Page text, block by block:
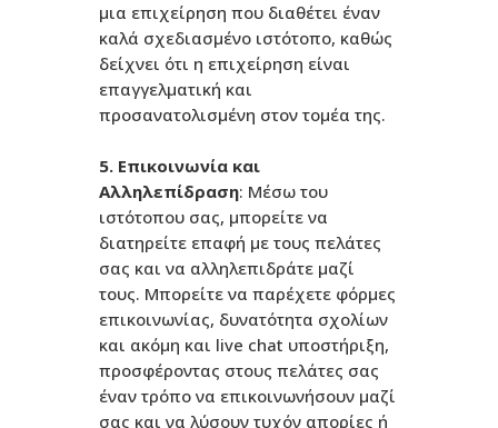
μια επιχείρηση που διαθέτει έναν
καλά σχεδιασμένο ιστότοπο, καθώς
δείχνει ότι η επιχείρηση είναι
επαγγελματική και
προσανατολισμένη στον τομέα της.
5. Επικοινωνία και
Αλληλεπίδραση: Μέσω του
ιστότοπου σας, μπορείτε να
διατηρείτε επαφή με τους πελάτες
σας και να αλληλεπιδράτε μαζί
τους. Μπορείτε να παρέχετε φόρμες
επικοινωνίας, δυνατότητα σχολίων
και ακόμη και live chat υποστήριξη,
προσφέροντας στους πελάτες σας
έναν τρόπο να επικοινωνήσουν μαζί
σας και να λύσουν τυχόν απορίες ή